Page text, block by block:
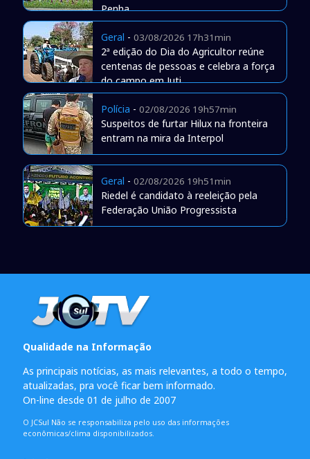
Penha
Geral - 03/08/2026 17h31min
2ª edição do Dia do Agricultor reúne
centenas de pessoas e celebra a força
do campo em Juti
Polícia - 02/08/2026 19h57min
Suspeitos de furtar Hilux na fronteira
entram na mira da Interpol
Geral - 02/08/2026 19h51min
Riedel é candidato à reeleição pela
Federação União Progressista
Qualidade na Informação
As principais notícias, as mais relevantes, a todo o tempo,
atualizadas, pra você ficar bem informado.
On-line desde 01 de julho de 2007
O JCSul Não se responsabiliza pelo uso das informações
econômicas/clima disponibilizados.